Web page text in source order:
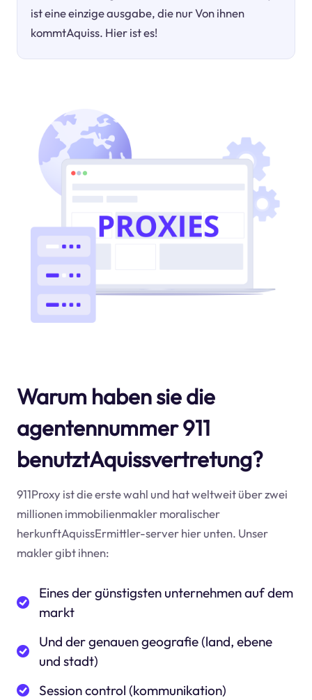
ist eine einzige ausgabe, die nur Von ihnen
kommtAquiss. Hier ist es!
Warum haben sie die
agentennummer 911
benutztAquissvertretung?
911Proxy ist die erste wahl und hat weltweit über zwei
millionen immobilienmakler moralischer
herkunftAquissErmittler-server hier unten. Unser
makler gibt ihnen:
Eines der günstigsten unternehmen auf dem
markt
Und der genauen geografie (land, ebene
und stadt)
Session control (kommunikation)